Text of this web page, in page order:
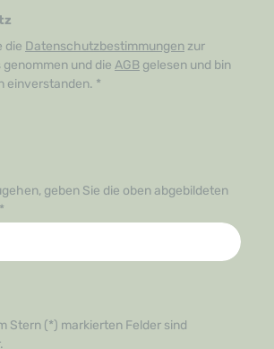
die Datenschutzbestimmungen zur
genommen und die AGB gelesen und bin
einverstanden. *
geben Sie die oben abgebildeten
*
Stern (*) markierten Felder sind